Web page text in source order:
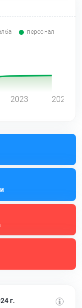
персонал
2023 2024
г.